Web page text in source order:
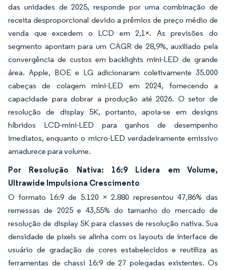
das unidades de 2025, responde por uma combinação de
receita desproporcional devido a prêmios de preço médio de
venda que excedem o LCD em 2,1×. As previsões do
segmento apontam para um CAGR de 28,9%, auxiliado pela
convergência de custos em backlights mini-LED de grande
área. Apple, BOE e LG adicionaram coletivamente 35.000
cabeças de colagem mini-LED em 2024, fornecendo a
capacidade para dobrar a produção até 2026. O setor de
resolução de display 5K, portanto, apoia-se em designs
híbridos LCD-mini-LED para ganhos de desempenho
imediatos, enquanto o micro-LED verdadeiramente emissivo
amadurece para volume.
Por Resolução Nativa: 16:9 Lidera em Volume,
Ultrawide Impulsiona Crescimento
O formato 16:9 de 5.120 × 2.880 representou 47,86% das
remessas de 2025 e 43,55% do tamanho do mercado de
resolução de display 5K para classes de resolução nativa. Sua
densidade de pixels se alinha com os layouts de interface de
usuário de gradação de cores estabelecidos e reutiliza as
ferramentas de chassi 16:9 de 27 polegadas existentes. Os